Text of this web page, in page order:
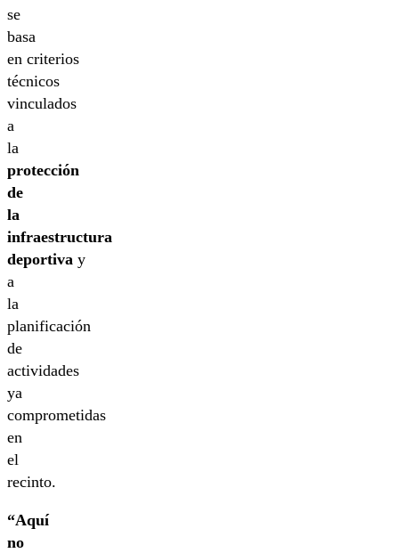
se
basa
en criterios
técnicos
vinculados
a
la
protección
de
la
infraestructura
deportiva y
a
la
planificación
de
actividades
ya
comprometidas
en
el
recinto.
“Aquí
no